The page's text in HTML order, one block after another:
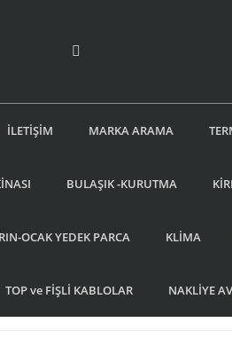
İLETİŞİM MARKA ARAMA
BULAŞIK -KURUTMA
OCAK YEDEK PARCA KLİMA
TOP ve FİŞLİ KABLOLAR NAKLİYE